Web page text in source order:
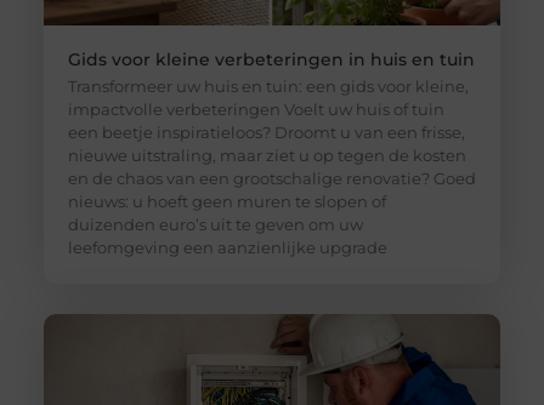
Gids voor kleine verbeteringen in huis en tuin
Transformeer uw huis en tuin: een gids voor kleine,
impactvolle verbeteringen Voelt uw huis of tuin
een beetje inspiratieloos? Droomt u van een frisse,
nieuwe uitstraling, maar ziet u op tegen de kosten
en de chaos van een grootschalige renovatie? Goed
nieuws: u hoeft geen muren te slopen of
duizenden euro’s uit te geven om uw
leefomgeving een aanzienlijke upgrade